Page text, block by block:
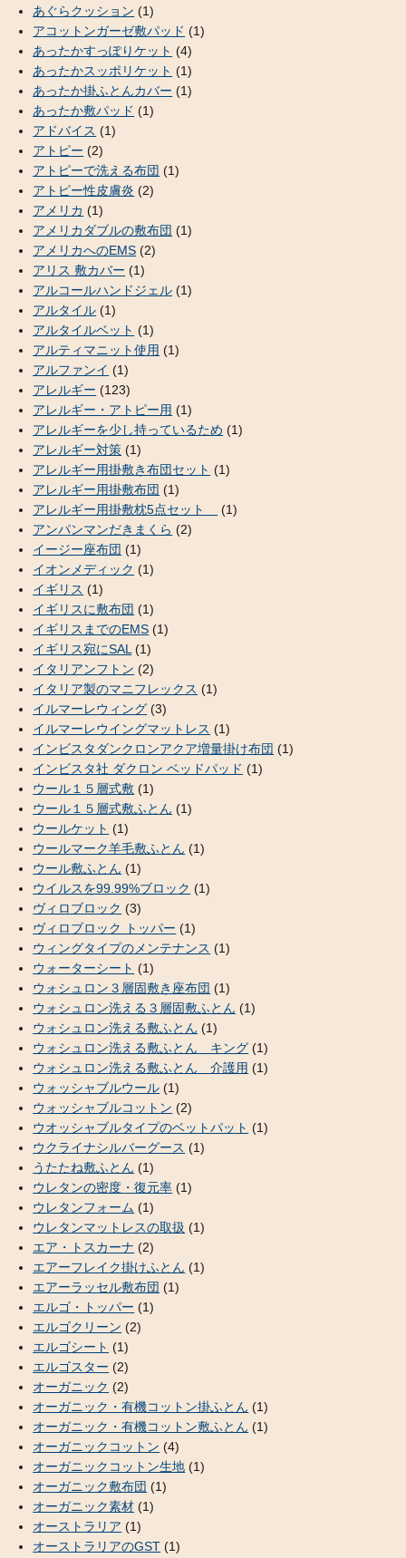
あぐらクッション (1)
アコットンガーゼ敷パッド (1)
あったかすっぽりケット (4)
あったかスッポリケット (1)
あったか掛ふとんカバー (1)
あったか敷パッド (1)
アドバイス (1)
アトピー (2)
アトピーで洗える布団 (1)
アトピー性皮膚炎 (2)
アメリカ (1)
アメリカダブルの敷布団 (1)
アメリカへのEMS (2)
アリス 敷カバー (1)
アルコールハンドジェル (1)
アルタイル (1)
アルタイルベット (1)
アルティマニット使用 (1)
アルファンイ (1)
アレルギー (123)
アレルギー・アトピー用 (1)
アレルギーを少し持っているため (1)
アレルギー対策 (1)
アレルギー用掛敷き布団セット (1)
アレルギー用掛敷布団 (1)
アレルギー用掛敷枕5点セット
(1)
アンパンマンだきまくら (2)
イージー座布団 (1)
イオンメディック (1)
イギリス (1)
イギリスに敷布団 (1)
イギリスまでのEMS (1)
イギリス宛にSAL (1)
イタリアンフトン (2)
イタリア製のマニフレックス (1)
イルマーレウィング (3)
イルマーレウイングマットレス (1)
インビスタダンクロンアクア増量掛け布団 (1)
インビスタ社 ダクロン ベッドパッド (1)
ウール１５層式敷 (1)
ウール１５層式敷ふとん (1)
ウールケット (1)
ウールマーク羊毛敷ふとん (1)
ウール敷ふとん (1)
ウイルスを99.99%ブロック (1)
ヴィロブロック (3)
ヴィロブロック トッパー (1)
ウィングタイプのメンテナンス (1)
ウォーターシート (1)
ウォシュロン３層固敷き座布団 (1)
ウォシュロン洗える３層固敷ふとん (1)
ウォシュロン洗える敷ふとん (1)
ウォシュロン洗える敷ふとん キング (1)
ウォシュロン洗える敷ふとん 介護用 (1)
ウォッシャブルウール (1)
ウォッシャブルコットン (2)
ウオッシャブルタイプのベットパット (1)
ウクライナシルバーグース (1)
うたたね敷ふとん (1)
ウレタンの密度・復元率 (1)
ウレタンフォーム (1)
ウレタンマットレスの取扱 (1)
エア・トスカーナ (2)
エアーフレイク掛けふとん (1)
エアーラッセル敷布団 (1)
エルゴ・トッパー (1)
エルゴクリーン (2)
エルゴシート (1)
エルゴスター (2)
オーガニック (2)
オーガニック・有機コットン掛ふとん (1)
オーガニック・有機コットン敷ふとん (1)
オーガニックコットン (4)
オーガニックコットン生地 (1)
オーガニック敷布団 (1)
オーガニック素材 (1)
オーストラリア (1)
オーストラリアのGST (1)